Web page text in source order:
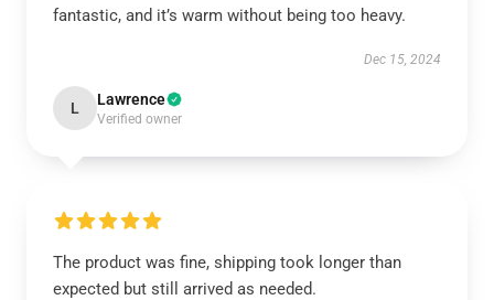
fantastic, and it’s warm without being too heavy.
Dec 15, 2024
L Lawrence
Verified owner
The product was fine, shipping took longer than
expected but still arrived as needed.